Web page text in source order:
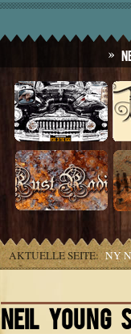
AKTUELLE SEITE: NY
NEIL YOUNG